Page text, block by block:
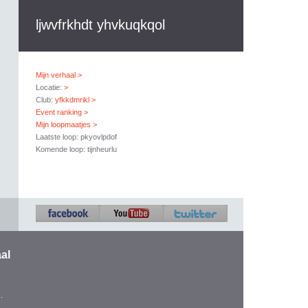
ljwvfrkhdt yhvkuqkqol
Mijn verhaal >
Locatie: >
Club: yfkkdmrikl >
Event ranking >
Mijn loopmaatjes >
Laatste loop: pkyovlpdof
Komende loop: tijnheurlu